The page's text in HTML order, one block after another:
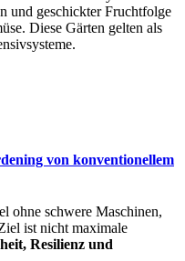
und geschickter Fruchtfolge
Diese Gärten gelten als
von konventionellem
ohne schwere Maschinen,
ist nicht maximale
Resilienz und